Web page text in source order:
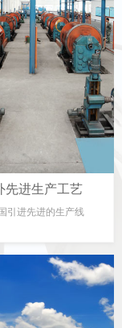
先进生产工艺
引进先进的生产线